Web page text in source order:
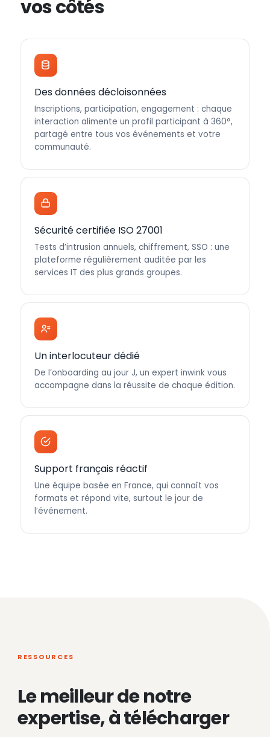
vos côtés
Des données décloisonnées
Inscriptions, participation, engagement : chaque
interaction alimente un profil participant à 360°,
partagé entre tous vos événements et votre
communauté.
Sécurité certifiée ISO 27001
Tests d’intrusion annuels, chiffrement, SSO : une
plateforme régulièrement auditée par les
services IT des plus grands groupes.
Un interlocuteur dédié
De l’onboarding au jour J, un expert inwink vous
accompagne dans la réussite de chaque édition.
Support français réactif
Une équipe basée en France, qui connaît vos
formats et répond vite, surtout le jour de
l’événement.
RESSOURCES
Le meilleur de notre
expertise, à télécharger